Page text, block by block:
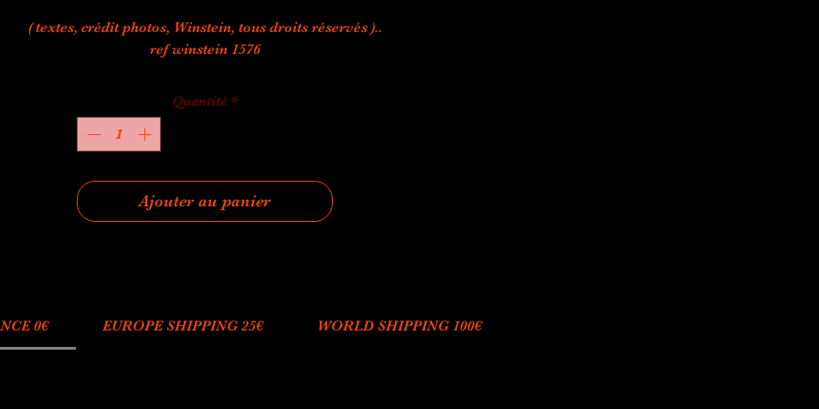
( textes, crédit photos, Winstein, tous droits réservés )..
ref winstein 1576
Quantité *
Ajouter au panier
0€ EUROPE SHIPPING 25€ WORLD SHIPPING 100€